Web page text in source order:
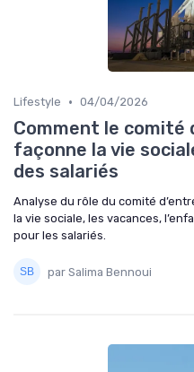
Lifestyle • 04/04/2026
Comment le comité
façonne la vie
des salariés
Analyse du rôle du comité
la vie sociale, les vacances,
pour les salariés.
par Salima Bennoui